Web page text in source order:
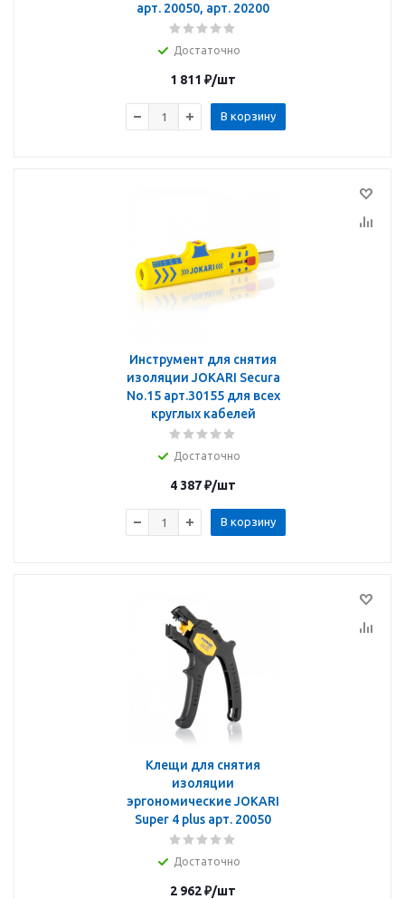
арт. 20050, арт. 20200
Достаточно
1 811 ₽/шт
В корзину
Инструмент для снятия
изоляции JOKARI Secura
No.15 арт.30155 для всех
круглых кабелей
Достаточно
4 387₽/шт
В корзину
Клещи для снятия
изоляции
эргономические JOKARI
Super 4 plus арт. 20050
Достаточно
2 962₽/шт